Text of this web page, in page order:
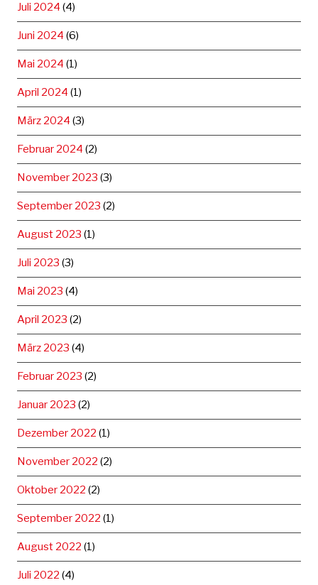
Juli 2024 (4)
Juni 2024 (6)
Mai 2024 (1)
April 2024 (1)
März 2024 (3)
Februar 2024 (2)
November 2023 (3)
September 2023 (2)
August 2023 (1)
Juli 2023 (3)
Mai 2023 (4)
April 2023 (2)
März 2023 (4)
Februar 2023 (2)
Januar 2023 (2)
Dezember 2022 (1)
November 2022 (2)
Oktober 2022 (2)
September 2022 (1)
August 2022 (1)
Juli 2022 (4)